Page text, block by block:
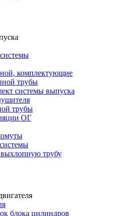
комплектующие
трубы
системы выпуска
трубы
ОГ
трубу
блока цилиндров